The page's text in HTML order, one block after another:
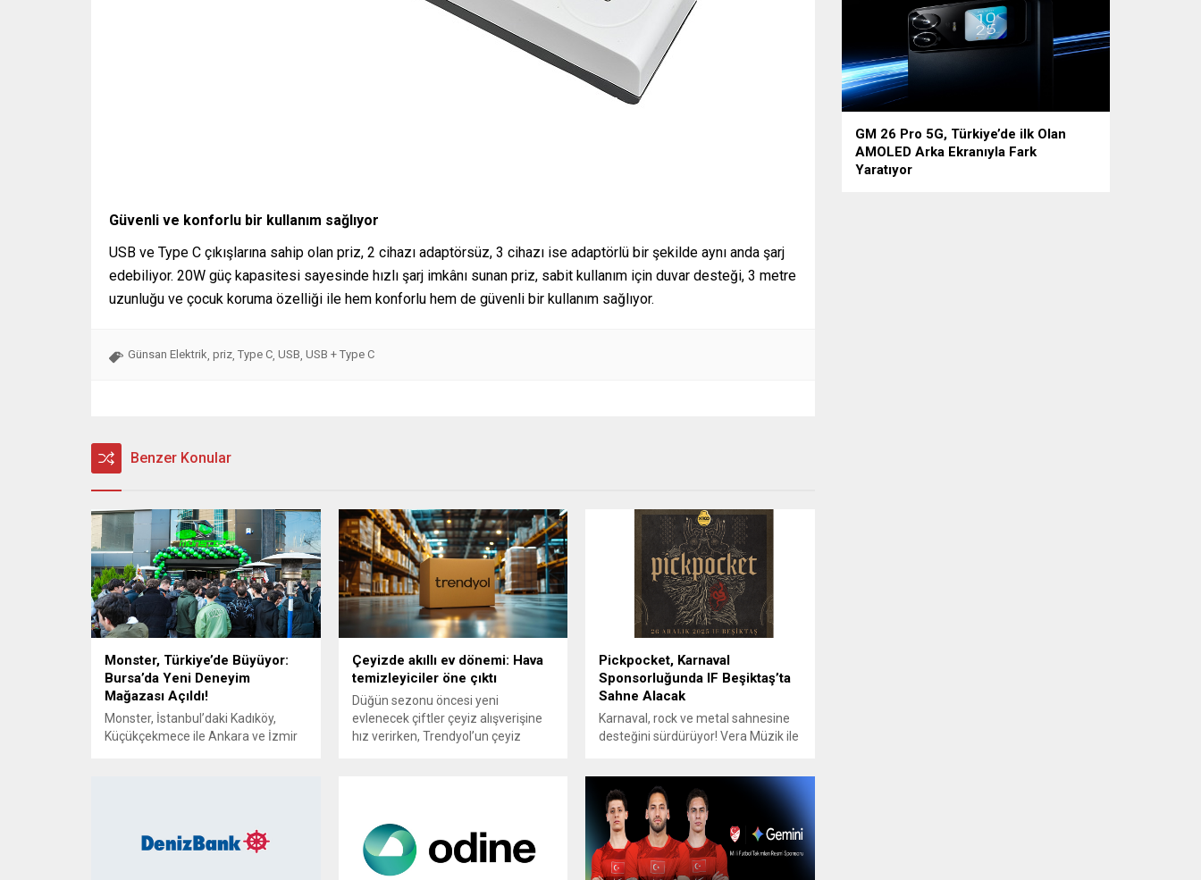
Güvenli ve konforlu bir kullanım sağlıyor
USB ve Type C çıkışlarına sahip olan priz, 2 cihazı adaptörsüz, 3 cihazı ise adaptörlü bir şekilde aynı anda şarj
edebiliyor. 20W güç kapasitesi sayesinde hızlı şarj imkânı sunan priz, sabit kullanım için duvar desteği, 3 metre
uzunluğu ve çocuk koruma özelliği ile hem konforlu hem de güvenli bir kullanım sağlıyor.
Günsan Elektrik, priz, Type C, USB, USB + Type C
Benzer Konular
Monster, Türkiye’de Büyüyor:
Bursa’da Yeni Deneyim
Mağazası Açıldı!
Monster, İstanbul’daki Kadıköy,
Küçükçekmece ile Ankara ve İzmir
tutkunlarının beğenisine sunulan
mağaza, 17 Ocak’tan itibaren
Çeyizde akıllı ev dönemi: Hava
temizleyiciler öne çıktı
Düğün sezonu öncesi yeni
evlenecek çiftler çeyiz alışverişine
hız verirken, Trendyol’un çeyiz
en çok hava nemlendirici buhar
makinesi, ayaklı boy aynası ve nano
jel yastık gibi konfor ve yaşam
Pickpocket, Karnaval
Sponsorluğunda IF Beşiktaş’ta
Sahne Alacak
Karnaval, rock ve metal sahnesine
desteğini sürdürüyor! Vera Müzik ile
konserlere medya sponsoru olan
Karnaval, bu kez alternatif metal ve
post-hardcore sahnesinin öncü
gruplarından Pickpocket’in büyük
dönüşüne eşlik ediyor. Türkiye’nin
GM 26 Pro 5G, Türkiye’de ilk Olan
AMOLED Arka Ekranıyla Fark
Yaratıyor